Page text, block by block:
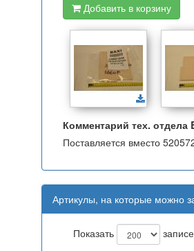
Добавить в корзину
Комментарий тех. отдела
Поставляется вместо
Артикулы, на которые можно
Показать